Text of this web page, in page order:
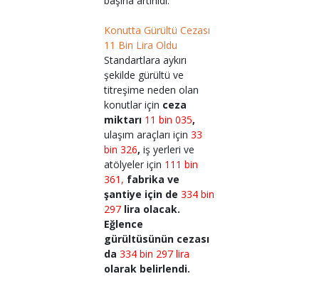
Konutta Gürültü Cezası
11 Bin Lira Oldu
Standartlara aykırı
şekilde gürültü ve
titreşime neden olan
konutlar için ceza
miktarı 11 bin 035,
ulaşım araçları için 33
bin 326, iş yerleri ve
atölyeler için 111 bin
361, fabrika ve
şantiye için de 334 bin
297lira olacak.
Eğlence
gürültüsünün cezası
da 334 bin 297 lira
olarak belirlendi.